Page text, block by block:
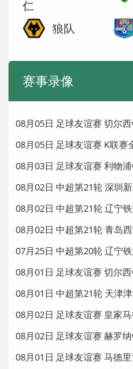
狼队
赛事录像
08月05日 足球友谊赛 切尔
08月05日 足球友谊赛 K联
08月03日 足球友谊赛 利物
08月02日 中超第21轮 深圳
08月02日 中超第21轮 辽宁
08月02日 中超第21轮 青岛
07月25日 中超第20轮 辽宁
08月01日 足球友谊赛 切尔
08月01日 中超第21轮 天津
08月02日 足球友谊赛 皇家
08月02日 足球友谊赛 赫罗
08月01日 足球友谊赛 马德